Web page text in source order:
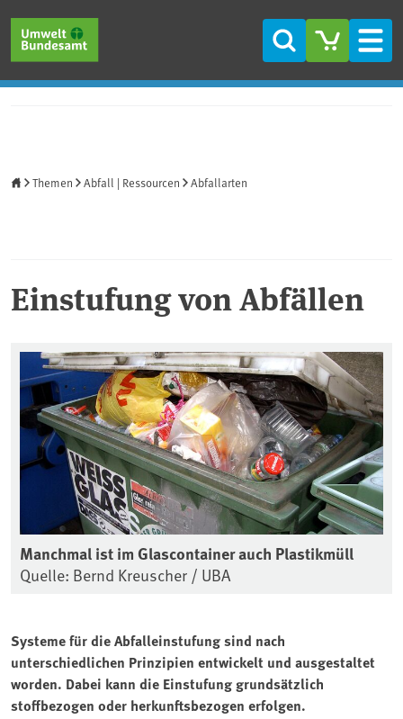
Suche
Themen Abfall | Ressourcen Abfallarten
Einstufung von Abfällen
Manchmal ist im Glascontainer auch Plastikmüll
Quelle: Bernd Kreuscher / UBA
Systeme für die Abfalleinstufung sind nach
unterschiedlichen Prinzipien entwickelt und ausgestaltet
worden. Dabei kann die Einstufung grundsätzlich
stoffbezogen oder herkunftsbezogen erfolgen.